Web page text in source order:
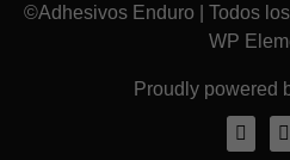
©Adhesivos Enduro | Todos
WP
Proudly powered